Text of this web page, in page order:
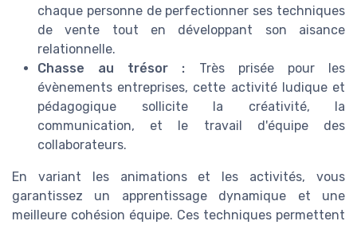
chaque personne de perfectionner ses techniques
de vente tout en développant son aisance
relationnelle.
Chasse au trésor : Très prisée pour les
évènements entreprises, cette activité ludique et
pédagogique sollicite la créativité, la
communication, et le travail d'équipe des
collaborateurs.
En variant les animations et les activités, vous
garantissez un apprentissage dynamique et une
meilleure cohésion équipe. Ces techniques permettent